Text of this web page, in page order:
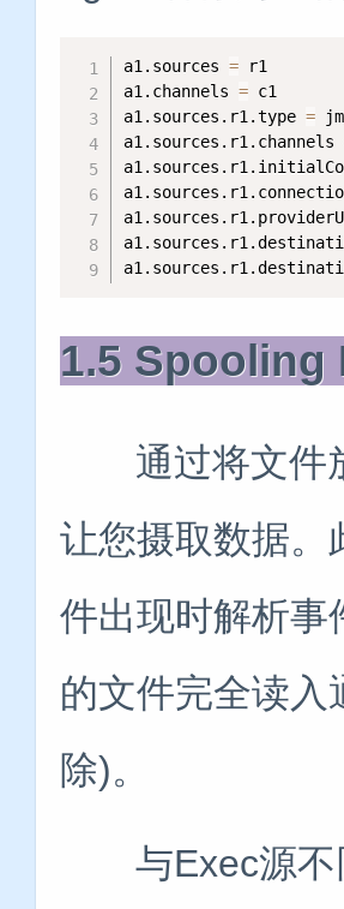
a1.sources = r1
a1.channels = c1
a1.sources.r1.type =
a1.sources.r1.channels
1.5 Spooling
通过将文件放
让您摄取数据。
件出现时解析事
的文件完全读
除)。
与Exec源不